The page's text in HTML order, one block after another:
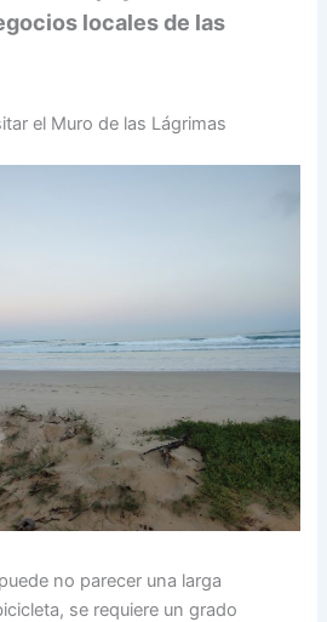
locales de las
el Muro de las Lágrimas
no parecer una larga
se requiere un grado